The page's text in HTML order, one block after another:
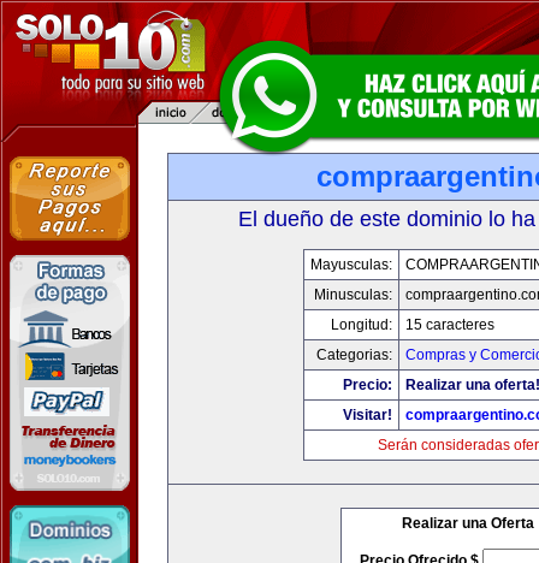
El dueño de este dominio lo
Mayusculas:
Minusculas:
Longitud:
15 caracteres
Categorias:
Compras y
Precio:
Realizar una oferta!
Visitar!
Serán consideradas
Realizar una Oferta